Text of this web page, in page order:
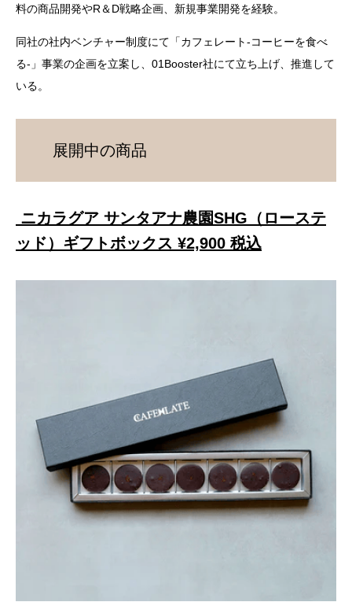
料の商品開発やR＆D戦略企画、新規事業開発を経験。
同社の社内ベンチャー制度にて「カフェレート-コーヒーを食べ
る-」事業の企画を立案し、01Booster社にて立ち上げ、推進して
いる。
展開中の商品
ニカラグア サンタアナ農園SHG（ローステ
ッド）ギフトボックス ¥2,900 税込